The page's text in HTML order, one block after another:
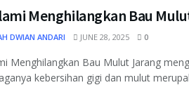
Menghilangkan Bau
DWIAN ANDARI JUNE 28, 2025 0
Menghilangkan Bau Mulut Jarang
kebersihan gigi dan mulut